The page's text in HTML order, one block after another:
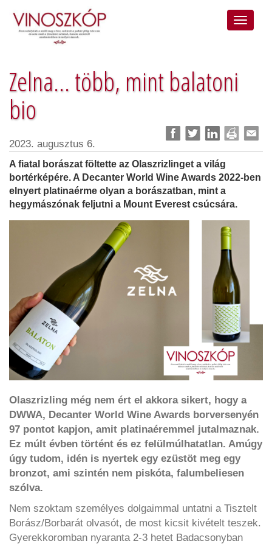
Zelna... több, mint balatoni
bio
2023. augusztus 6.
A fiatal borászat föltette az Olaszrizlinget a világ
bortérképére. A Decanter World Wine Awards 2022-ben
elnyert platinaérme olyan a borászatban, mint a
hegymászónak feljutni a Mount Everest csúcsára.
Olaszrizling még nem ért el akkora sikert, hogy a
DWWA, Decanter World Wine Awards borversenyén
97 pontot kapjon, amit platinaéremmel jutalmaznak.
Ez múlt évben történt és ez felülmúlhatatlan. Amúgy
úgy tudom, idén is nyertek egy ezüstöt meg egy
bronzot, ami szintén nem piskóta, falumbeliesen
szólva.
Nem szoktam személyes dolgaimmal untatni a Tisztelt
Borász/Borbarát olvasót, de most kicsit kivételt teszek.
Gyerekkoromban nyaranta 2-3 hetet Badacsonyban